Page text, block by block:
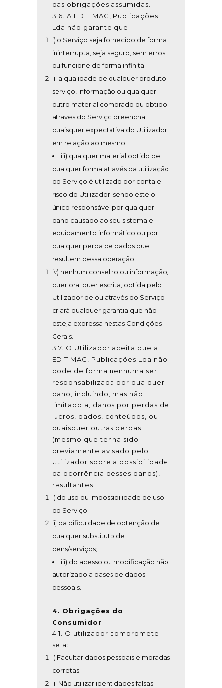
das obrigações assumidas.
3.6. A EDIT MAG, Publicações
Lda não garante que:
i) o Serviço seja fornecido de forma
ininterrupta, seja seguro, sem erros
ou funcione de forma infinita;
ii) a qualidade de qualquer produto,
serviço, informação ou qualquer
outro material comprado ou obtido
através do Serviço preencha
quaisquer expectativa do Utilizador
em relação ao mesmo;
iii) qualquer material obtido de
qualquer forma através da utilização
do Serviço é utilizado por conta e
risco do Utilizador, sendo este o
único responsável por qualquer
dano causado ao seu sistema e
equipamento informático ou por
qualquer perda de dados que
resultem dessa operação.
iv) nenhum conselho ou informação,
quer oral quer escrita, obtida pelo
Utilizador de ou através do Serviço
criará qualquer garantia que não
esteja expressa nestas Condições
Gerais.
3.7. O Utilizador aceita que a
EDIT MAG, Publicações Lda não
pode de forma nenhuma ser
responsabilizada por qualquer
dano, incluindo, mas não
limitado a, danos por perdas de
lucros, dados, conteúdos, ou
quaisquer outras perdas
(mesmo que tenha sido
previamente avisado pelo
Utilizador sobre a possibilidade
da ocorrência desses danos),
resultantes:
i) do uso ou impossibilidade de uso
do Serviço;
ii) da dificuldade de obtenção de
qualquer substituto de
bens/serviços;
iii) do acesso ou modificação não
autorizado a bases de dados
pessoais.
4. Obrigações do
Consumidor
4.1. O utilizador compromete-
se a:
i) Facultar dados pessoais e moradas
corretas;
ii) Não utilizar identidades falsas;